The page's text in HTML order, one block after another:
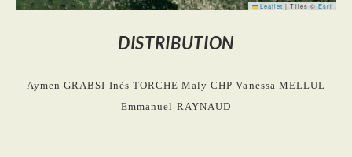
Leaflet | Tiles © Esri
DISTRIBUTION
Aymen GRABSI Inès TORCHE Maly CHP Vanessa MELLUL
Emmanuel RAYNAUD